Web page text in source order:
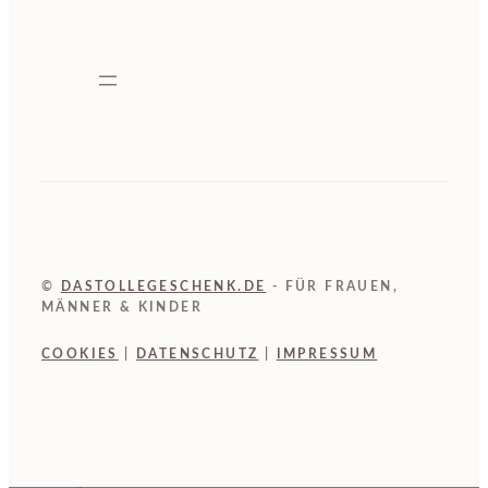
© DASTOLLEGESCHENK.DE
- FÜR FRAUEN,
MÄNNER & KINDER
COOKIES DATENSCHUTZ IMPRESSUM